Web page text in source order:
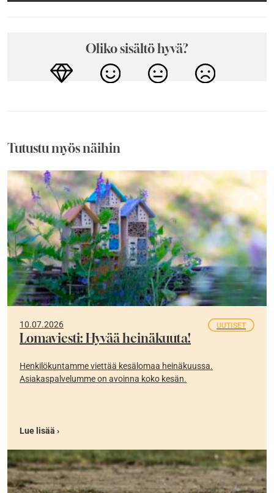
Oliko sisältö hyvä?
Tutustu myös näihin
10.07.2026 UUTISET
Lomaviesti: Hyvää heinäkuuta!
Henkilökuntamme viettää kesälomaa heinäkuussa.
Asiakaspalvelumme on avoinna koko kesän.
Lue lisää ›